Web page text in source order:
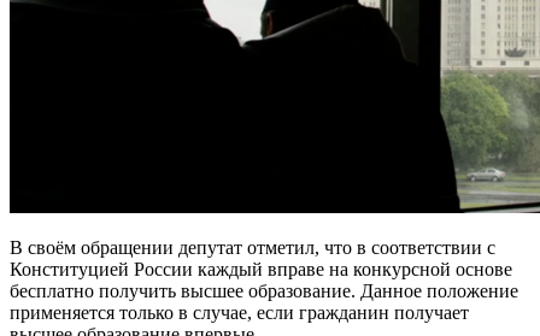
В своём обращении депутат отметил, что в соответствии с
Конституцией России каждый вправе на конкурсной основе
бесплатно получить высшее образование. Данное положение
применяется только в случае, если гражданин получает